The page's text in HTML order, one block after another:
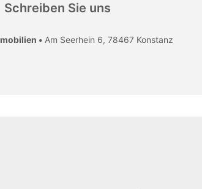
Schreiben Sie uns
• Am Seerhein 6, 78467 Konstanz